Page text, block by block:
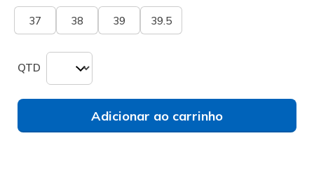
37 38 39 39.5
QTD
Adicionar ao carrinho